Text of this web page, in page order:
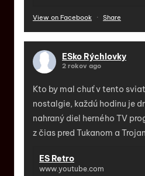
View on Facebook · Share
ESko Rýchlovky
2 rokov ago
Kto by mal chuť v tento
nostalgie, každú hodinu je
nahraný diel herného TV
z čias pred Tukanom a
ES Retro
www.youtube.com